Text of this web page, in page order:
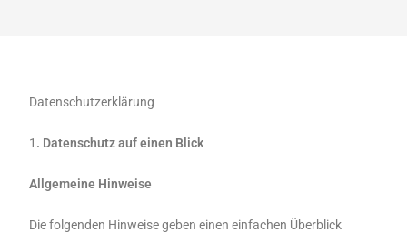
Datenschutzerklärung
1 . Datenschutz auf einen Blick
Allgemeine Hinweise
Die folgenden Hinweise geben einen einfachen Überblick